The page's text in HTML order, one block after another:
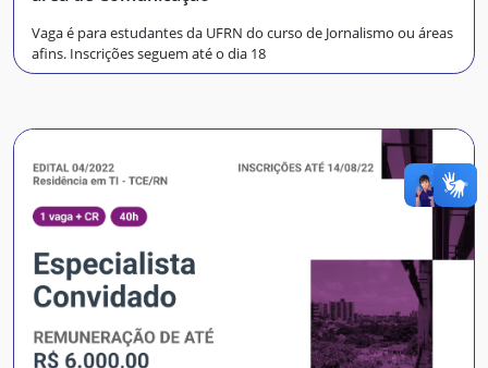
Vaga é para estudantes da UFRN do curso de Jornalismo ou áreas
afins. Inscrições seguem até o dia 18